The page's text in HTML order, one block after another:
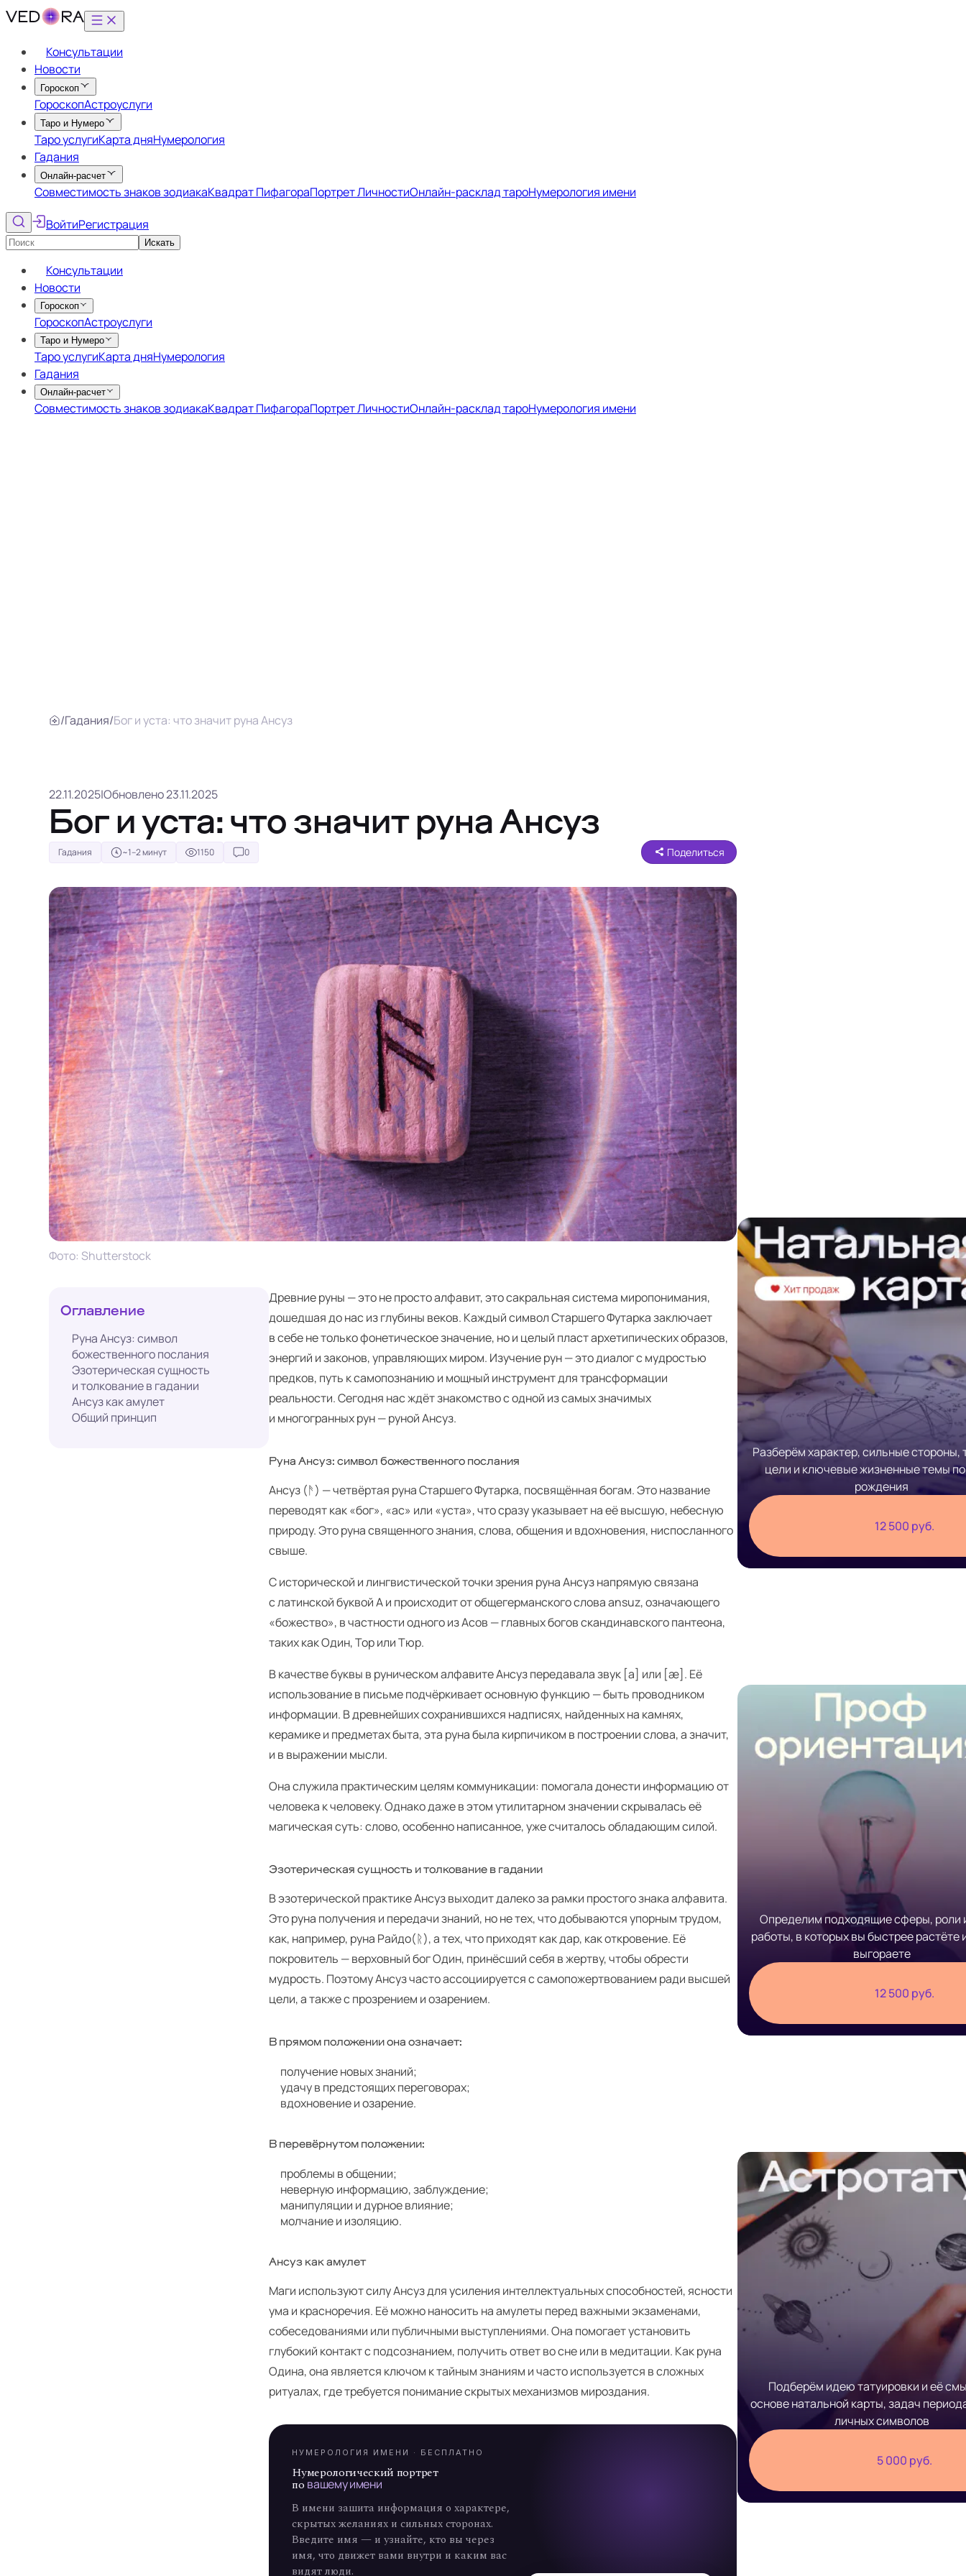
/Гадания/Бог и уста: что значит руна Ансуз
22.11.2025|Обновлено 23.11.2025
Бог и уста: что значит руна Ансуз
Гадания ~1–2 минут 1150 0 Поделиться
Фото: Shutterstock
Оглавление
Руна Ансуз: символ
божественного послания
Эзотерическая сущность
и толкование в гадании
Ансуз как амулет
Общий принцип
Древние руны — это не просто алфавит, это сакральная система миропонимания,
дошедшая до нас из глубины веков. Каждый символ Старшего Футарка заключает
в себе не только фонетическое значение, но и целый пласт архетипических образов,
энергий и законов, управляющих миром. Изучение рун — это диалог с мудростью
предков, путь к самопознанию и мощный инструмент для трансформации
реальности. Сегодня нас ждёт знакомство с одной из самых значимых
и многогранных рун — руной Ансуз.
Руна Ансуз: символ божественного послания
Ансуз (ᚫ) — четвёртая руна Старшего Футарка, посвящённая богам. Это название
переводят как «бог», «ас» или «уста», что сразу указывает на её высшую, небесную
природу. Это руна священного знания, слова, общения и вдохновения, ниспосланного
свыше.
С исторической и лингвистической точки зрения руна Ансуз напрямую связана
с латинской буквой A и происходит от общегерманского слова ansuz, означающего
«божество», в частности одного из Асов — главных богов скандинавского пантеона,
таких как Один, Тор или Тюр.
В качестве буквы в руническом алфавите Ансуз передавала звук [a] или [æ]. Её
использование в письме подчёркивает основную функцию — быть проводником
информации. В древнейших сохранившихся надписях, найденных на камнях,
керамике и предметах быта, эта руна была кирпичиком в построении слова, а значит,
и в выражении мысли.
Она служила практическим целям коммуникации: помогала донести информацию от
человека к человеку. Однако даже в этом утилитарном значении скрывалась её
магическая суть: слово, особенно написанное, уже считалось обладающим силой.
Эзотерическая сущность и толкование в гадании
В эзотерической практике Ансуз выходит далеко за рамки простого знака алфавита.
Это руна получения и передачи знаний, но не тех, что добываются упорным трудом,
как, например, руна Райдо(ᚱ), а тех, что приходят как дар, как откровение. Её
покровитель — верховный бог Один, принёсший себя в жертву, чтобы обрести
мудрость. Поэтому Ансуз часто ассоциируется с самопожертвованием ради высшей
цели, а также с прозрением и озарением.
В прямом положении она означает:
получение новых знаний;
удачу в предстоящих переговорах;
вдохновение и озарение.
В перевёрнутом положении:
проблемы в общении;
неверную информацию, заблуждение;
манипуляции и дурное влияние;
молчание и изоляцию.
Ансуз как амулет
Маги используют силу Ансуз для усиления интеллектуальных способностей, ясности
ума и красноречия. Её можно наносить на амулеты перед важными экзаменами,
собеседованиями или публичными выступлениями. Она помогает установить
глубокий контакт с подсознанием, получить ответ во сне или в медитации. Как руна
Одина, она является ключом к тайным знаниям и часто используется в сложных
ритуалах, где требуется понимание скрытых механизмов мироздания.
А
7
ЯНУМЕРОЛОГИЯ ИМЕНИ · БЕСПЛАТНО
Нумерологический портрет
по вашему имени
В имени зашита информация о характере,
скрытых желаниях и сильных сторонах.
Введите имя — и узнайте, кто вы через
имя, что движет вами внутри и каким вас
видят люди.
Разберём характер, сильные стороны,
цели и ключевые жизненные темы
рождения
12 500 руб.
Определим подходящие сферы, роли
работы, в которых вы быстрее растёте
выгораете
12 500 руб.
Подберём идею татуировки и её
основе натальной карты, задач
личных символов
5 000 руб.